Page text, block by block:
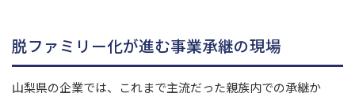
脱ファミリー化が進む事業承継の現場
山梨県の企業では、これまで主流だった親族内での承継か